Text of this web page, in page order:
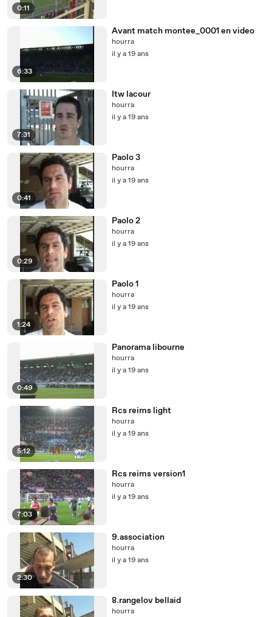
0:11
6:33
Avant match montee_0001 en video
hourra
il y a 19 ans
7:31
Itw lacour
hourra
il y a 19 ans
0:41
Paolo 3
hourra
il y a 19 ans
0:29
Paolo 2
hourra
il y a 19 ans
1:24
Paolo 1
hourra
il y a 19 ans
0:49
Panorama libourne
hourra
il y a 19 ans
5:12
Rcs reims light
hourra
il y a 19 ans
7:03
Rcs reims version1
hourra
il y a 19 ans
2:30
9.association
hourra
il y a 19 ans
8.rangelov bellaid
hourra